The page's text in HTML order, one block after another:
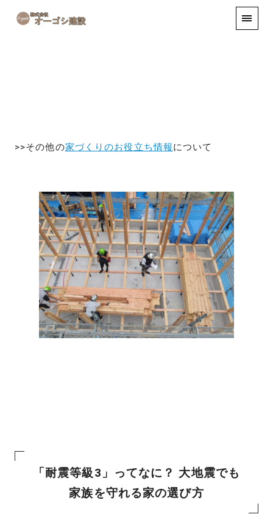
手しごと
>>その他の家づくりのお役立ち情報について
「耐震等級3」ってなに？ 大地震でも
家族を守れる家の選び方